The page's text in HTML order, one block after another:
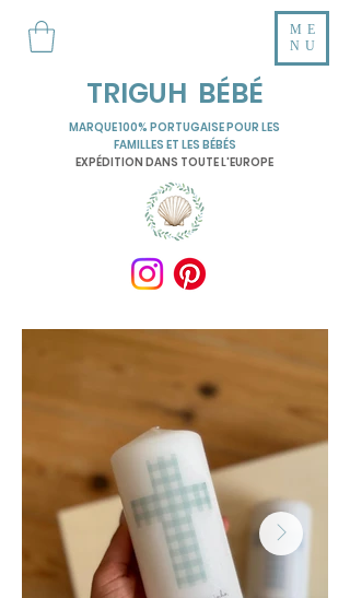
TRIGUH BÉBÉ
ME
NU
MARQUE 100% PORTUGAISE POUR LES
FAMILLES ET LES BÉBÉS
EXPÉDITION DANS TOUTE L'EUROPE